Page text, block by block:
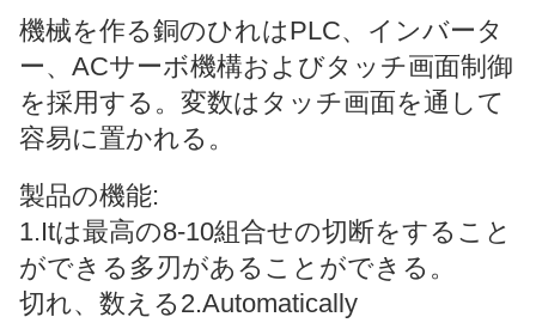
機械を作る銅のひれはPLC、インバータ
ー、ACサーボ機構およびタッチ画面制御
を採用する。変数はタッチ画面を通して
容易に置かれる。
製品の機能:
1.Itは最高の8-10組合せの切断をすること
ができる多刃があることができる。
切れ、数える2.Automatically